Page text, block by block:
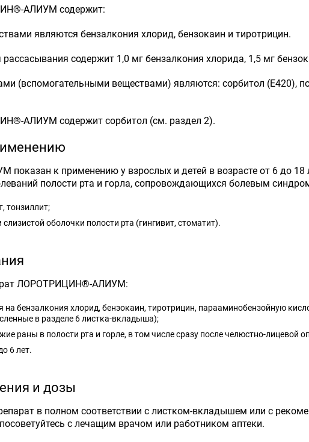
АЛИУМ содержит:
являются бензалкония хлорид, бензокаин и тиротрицин.
содержит 1,0 мг бензалкония хлорида, 1,5 мг
(вспомогательными веществами) являются: сорбитол (Е420),
АЛИУМ содержит сорбитол (см. раздел 2).
к применению у взрослых и детей в возрасте от 6 до 18
полости рта и горла, сопровождающихся болевым
тонзиллит;
слизистой оболочки полости рта (гингивит, стоматит).
ЛОРОТРИЦИН®-АЛИУМ:
на бензалкония хлорид, бензокаин, тиротрицин, парааминобензойную
в разделе 6 листка-вкладыша);
раны в полости рта и горле, в том числе сразу после челюстно-лицевой
6 лет.
и дозы
в полном соответствии с листком-вкладышем или с
с лечащим врачом или работником аптеки.